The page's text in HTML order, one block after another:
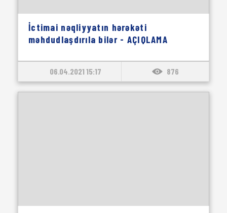
İctimai nəqliyyatın hərəkəti
məhdudlaşdırıla bilər - AÇIQLAMA
06.04.2021 15:17 876